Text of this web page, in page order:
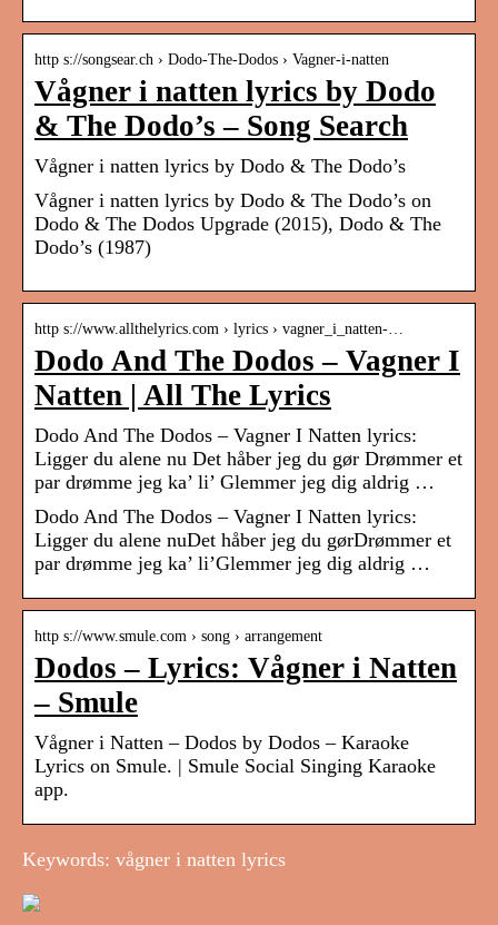
http s://songsear.ch › Dodo-The-Dodos › Vagner-i-natten
Vågner i natten lyrics by Dodo
& The Dodo’s – Song Search
Vågner i natten lyrics by Dodo & The Dodo’s
Vågner i natten lyrics by Dodo & The Dodo’s on
Dodo & The Dodos Upgrade (2015), Dodo & The
Dodo’s (1987)
http s://www.allthelyrics.com › lyrics › vagner_i_natten-…
Dodo And The Dodos – Vagner I
Natten | All The Lyrics
Dodo And The Dodos – Vagner I Natten lyrics:
Ligger du alene nu Det håber jeg du gør Drømmer et
par drømme jeg ka’ li’ Glemmer jeg dig aldrig …
Dodo And The Dodos – Vagner I Natten lyrics:
Ligger du alene nuDet håber jeg du gørDrømmer et
par drømme jeg ka’ li’Glemmer jeg dig aldrig …
http s://www.smule.com › song › arrangement
Dodos – Lyrics: Vågner i Natten
– Smule
Vågner i Natten – Dodos by Dodos – Karaoke
Lyrics on Smule. | Smule Social Singing Karaoke
app.
Keywords: vågner i natten lyrics